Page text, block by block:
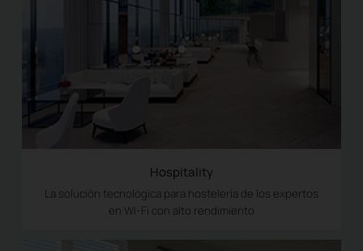
Hospitality
La solución tecnológica para hostelería de los expertos
en Wi-Fi con alto rendimiento